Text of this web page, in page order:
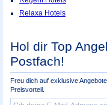
Relaxa Hotels
Hol dir Top
Postfach!
Freu dich auf exklusive
Preisvorteil.